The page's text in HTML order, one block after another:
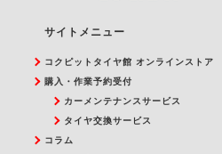
サイトメニュー
コクピットタイヤ館 オンラインストア
購入・作業予約受付
カーメンテナンスサービス
タイヤ交換サービス
コラム